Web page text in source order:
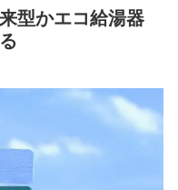
型かエコ給湯器